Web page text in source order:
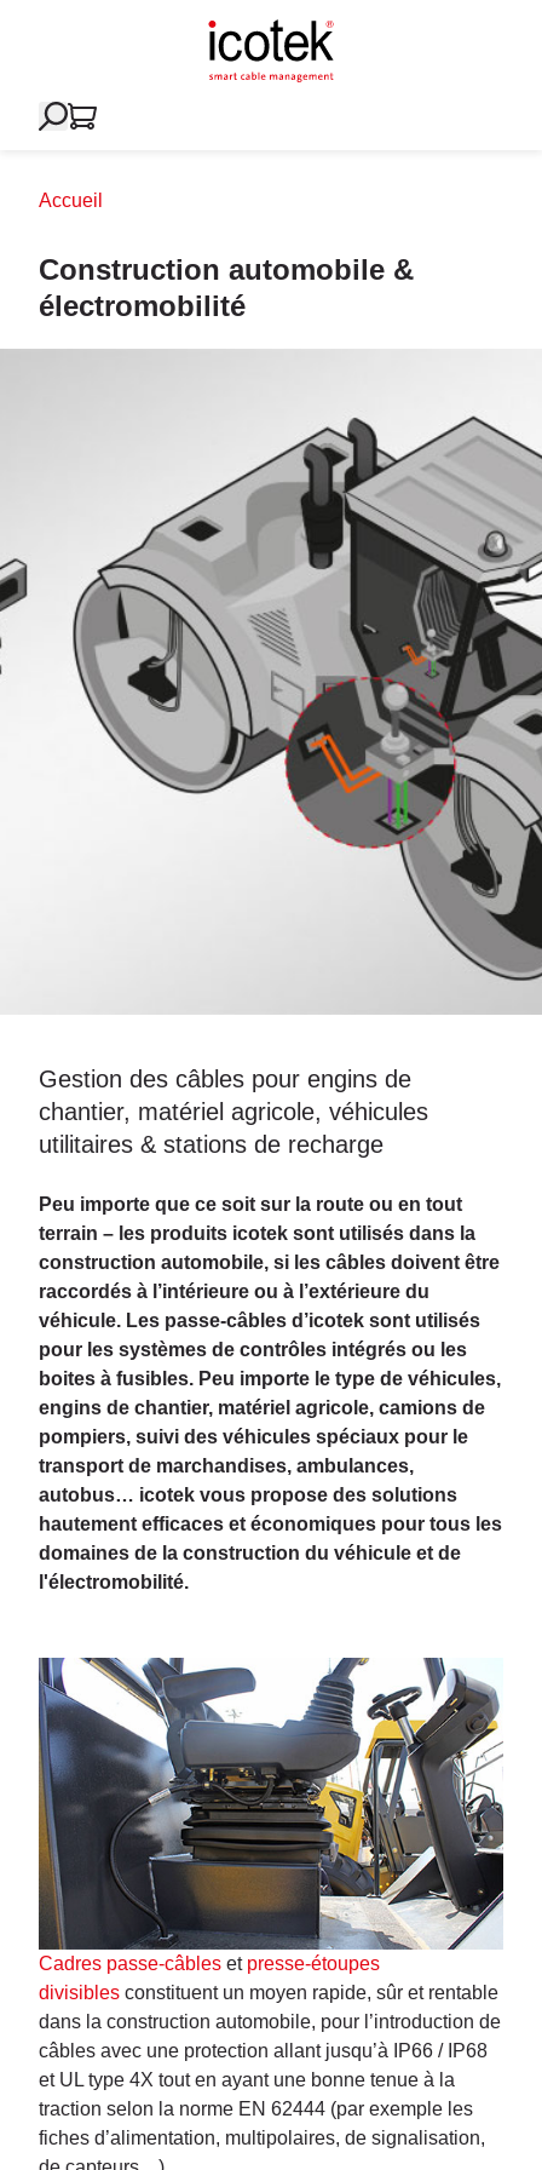
Accueil
Construction automobile &
électromobilité
Gestion des câbles pour engins de
chantier, matériel agricole, véhicules
utilitaires & stations de recharge
Peu importe que ce soit sur la route ou en tout
terrain – les produits icotek sont utilisés dans la
construction automobile, si les câbles doivent être
raccordés à l’intérieure ou à l’extérieure du
véhicule. Les passe-câbles d’icotek sont utilisés
pour les systèmes de contrôles intégrés ou les
boites à fusibles. Peu importe le type de véhicules,
engins de chantier, matériel agricole, camions de
pompiers, suivi des véhicules spéciaux pour le
transport de marchandises, ambulances,
autobus… icotek vous propose des solutions
hautement efficaces et économiques pour tous les
domaines de la construction du véhicule et de
l'électromobilité.
Cadres passe-câbles et presse-étoupes
divisibles constituent un moyen rapide, sûr et rentable
dans la construction automobile, pour l’introduction de
câbles avec une protection allant jusqu’à IP66 / IP68
et UL type 4X tout en ayant une bonne tenue à la
traction selon la norme EN 62444 (par exemple les
fiches d’alimentation, multipolaires, de signalisation,